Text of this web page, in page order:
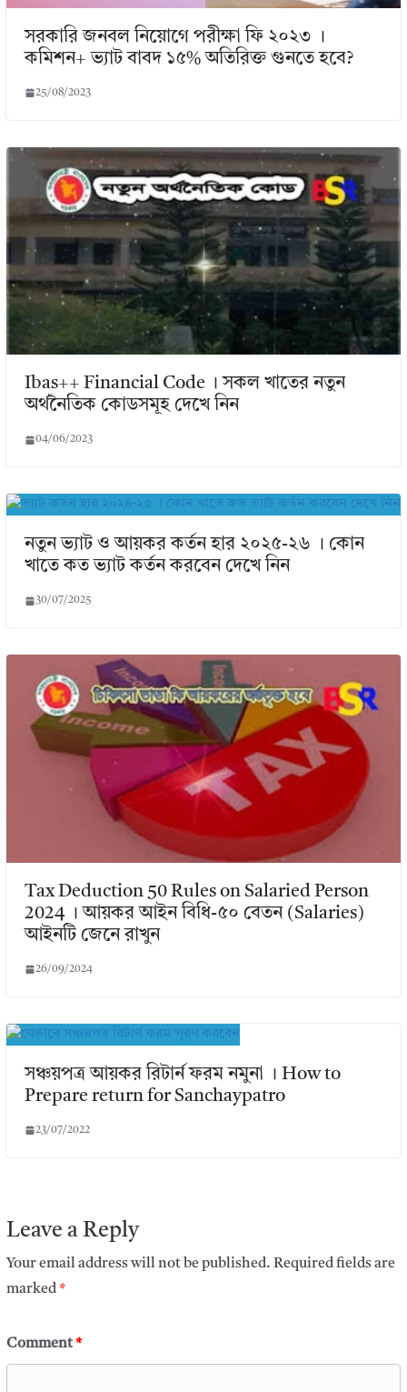
সরকারি জনবল নিয়োগে পরীক্ষা ফি ২০২৩ ।
কমিশন+ ভ্যাট বাবদ ১৫% অতিরিক্ত গুনতে হবে?
25/08/2023
Ibas++ Financial Code । সকল খাতের নতুন
অর্থনৈতিক কোডসমূহ দেখে নিন
04/06/2023
নতুন ভ্যাট ও আয়কর কর্তন হার ২০২৫-২৬ । কোন
খাতে কত ভ্যাট কর্তন করবেন দেখে নিন
30/07/2025
Tax Deduction 50 Rules on Salaried Person
2024 । আয়কর আইন বিধি-৫০ বেতন (Salaries)
আইনটি জেনে রাখুন
26/09/2024
সঞ্চয়পত্র আয়কর রিটার্ন ফরম নমুনা । How to
Prepare return for Sanchaypatro
23/07/2022
Leave a Reply
Your email address will not be published. Required fields are
marked*
Comment*